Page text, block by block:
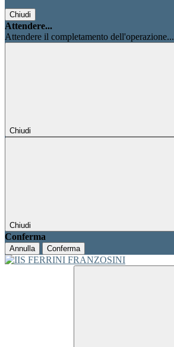
Chiudi
Attendere...
Attendere il completamento dell'operazione...
Chiudi
Chiudi
Conferma
Annulla Conferma